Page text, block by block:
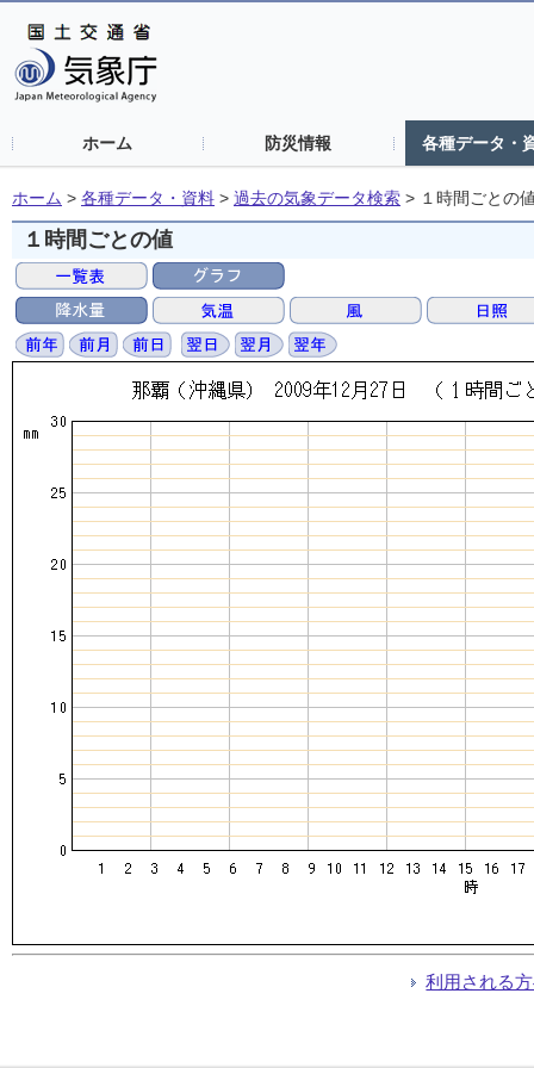
ホーム 防災情報 各種データ・
ホーム > 各種データ・資料 > 過去の気象データ検索 > １時間ごとの
１時間ごとの値
利用される